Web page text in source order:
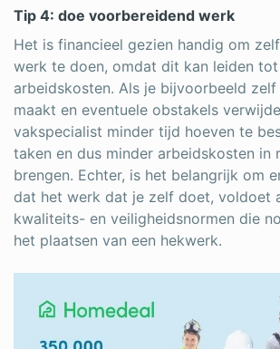
Tip 4: doe voorbereidend werk
Het is financieel gezien handig om
werk te doen, omdat dit kan leiden
arbeidskosten. Als je bijvoorbeeld
maakt en eventuele obstakels
vakspecialist minder tijd hoeven te
taken en dus minder arbeidskosten in
brengen. Echter, is het belangrijk om
dat het werk dat je zelf doet, voldoet
kwaliteits- en veiligheidsnormen die
het plaatsen van een hekwerk.